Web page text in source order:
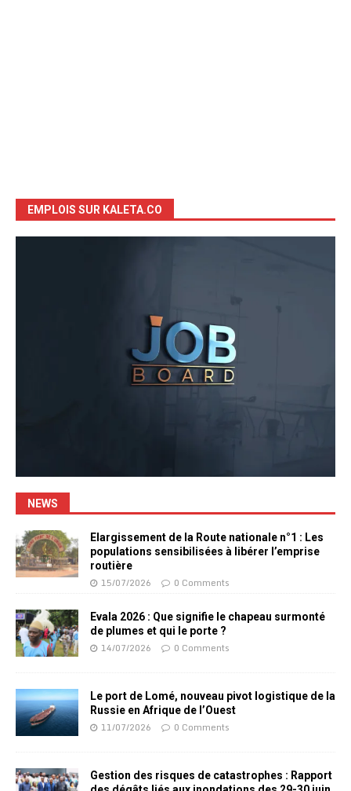
EMPLOIS SUR KALETA.CO
NEWS
Elargissement de la Route nationale n°1 : Les
populations sensibilisées à libérer l’emprise
routière
15/07/2026 0 Comments
Evala 2026 : Que signifie le chapeau surmonté
de plumes et qui le porte ?
14/07/2026 0 Comments
Le port de Lomé, nouveau pivot logistique de la
Russie en Afrique de l’Ouest
11/07/2026 0 Comments
Gestion des risques de catastrophes : Rapport